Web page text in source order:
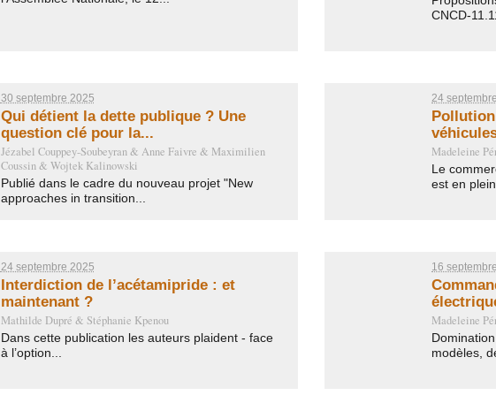
CNCD-
30 septembre 2025
Qui détient la dette publique ? Une
question clé pour la...
Jézabel Couppey-Soubeyran& Anne Faivre & Maximilien
Coussin& Wojtek Kalinowski
Publié dans le cadre du nouveau projet "New
approaches in transition...
24
Madeleine
Le
est en
24 septembre 2025
Interdiction de l’acétamipride : et
maintenant ?
Mathilde Dupré & Stéphanie Kpenou
Dans cette publication les auteurs plaident - face
à l’option...
16
Madeleine
modèles,